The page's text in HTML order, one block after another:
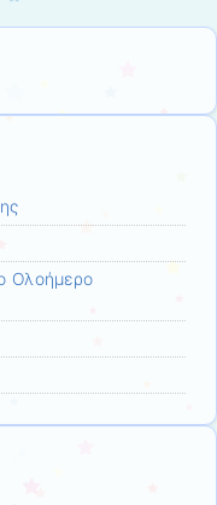
Ολοήμερο